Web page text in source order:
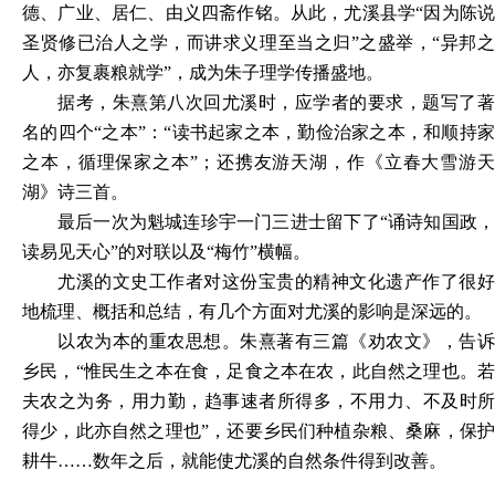
德、广业、居仁、由义四斋作铭。从此，尤溪县学“因为陈说
圣贤修已治人之学，而讲求义理至当之归”之盛举，“异邦之
人，亦复裹粮就学”，成为朱子理学传播盛地。
据考，朱熹第八次回尤溪时，应学者的要求，题写了著
名的四个“之本”：“读书起家之本，勤俭治家之本，和顺持家
之本，循理保家之本”；还携友游天湖，作《立春大雪游天
湖》诗三首。
最后一次为魁城连珍宇一门三进士留下了“诵诗知国政，
读易见天心”的对联以及“梅竹”横幅。
尤溪的文史工作者对这份宝贵的精神文化遗产作了很好
地梳理、概括和总结，有几个方面对尤溪的影响是深远的。
以农为本的重农思想。朱熹著有三篇《劝农文》，告诉
乡民， “惟民生之本在食，足食之本在农，此自然之理也。若
夫农之为务，用力勤，趋事速者所得多，不用力、不及时所
得少，此亦自然之理也”，还要乡民们种植杂粮、桑麻，保护
耕牛……数年之后，就能使尤溪的自然条件得到改善。